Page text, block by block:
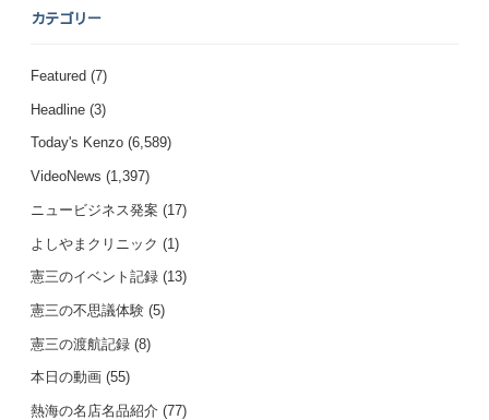
カテゴリー
Featured (7)
Headline (3)
Today's Kenzo (6,589)
VideoNews (1,397)
ニュービジネス発案 (17)
よしやまクリニック (1)
憲三のイベント記録 (13)
憲三の不思議体験 (5)
憲三の渡航記録 (8)
本日の動画 (55)
熱海の名店名品紹介 (77)